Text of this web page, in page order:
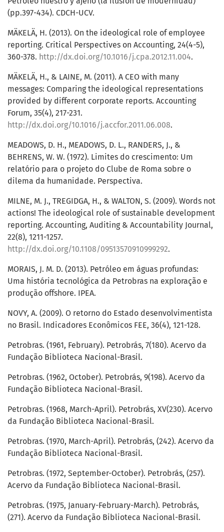
(pp.397-434). CDCH-UCV.
MÄKELÄ, H. (2013). On the ideological role of employee
reporting. Critical Perspectives on Accounting, 24(4-5),
360-378. http://dx.doi.org/10.1016/j.cpa.2012.11.004.
MÄKELÄ, H., & LAINE, M. (2011). A CEO with many
messages: Comparing the ideological representations
provided by different corporate reports. Accounting
Forum, 35(4), 217-231.
http://dx.doi.org/10.1016/j.accfor.2011.06.008.
MEADOWS, D. H., MEADOWS, D. L., RANDERS, J., &
BEHRENS, W. W. (1972). Limites do crescimento: Um
relatório para o projeto do Clube de Roma sobre o
dilema da humanidade. Perspectiva.
MILNE, M. J., TREGIDGA, H., & WALTON, S. (2009). Words not
actions! The ideological role of sustainable development
reporting. Accounting, Auditing & Accountability Journal,
22(8), 1211-1257.
http://dx.doi.org/10.1108/09513570910999292.
MORAIS, J. M. D. (2013). Petróleo em águas profundas:
Uma história tecnológica da Petrobras na exploração e
produção offshore. IPEA.
NOVY, A. (2009). O retorno do Estado desenvolvimentista
no Brasil. Indicadores Econômicos FEE, 36(4), 121-128.
Petrobras. (1961, February). Petrobrás, 7(180). Acervo da
Fundação Biblioteca Nacional-Brasil.
Petrobras. (1962, October). Petrobrás, 9(198). Acervo da
Fundação Biblioteca Nacional-Brasil.
Petrobras. (1968, March-April). Petrobrás, XV(230). Acervo
da Fundação Biblioteca Nacional-Brasil.
Petrobras. (1970, March-April). Petrobrás, (242). Acervo da
Fundação Biblioteca Nacional-Brasil.
Petrobras. (1972, September-October). Petrobrás, (257).
Acervo da Fundação Biblioteca Nacional-Brasil.
Petrobras. (1975, January-February-March). Petrobrás,
(271). Acervo da Fundação Biblioteca Nacional-Brasil.